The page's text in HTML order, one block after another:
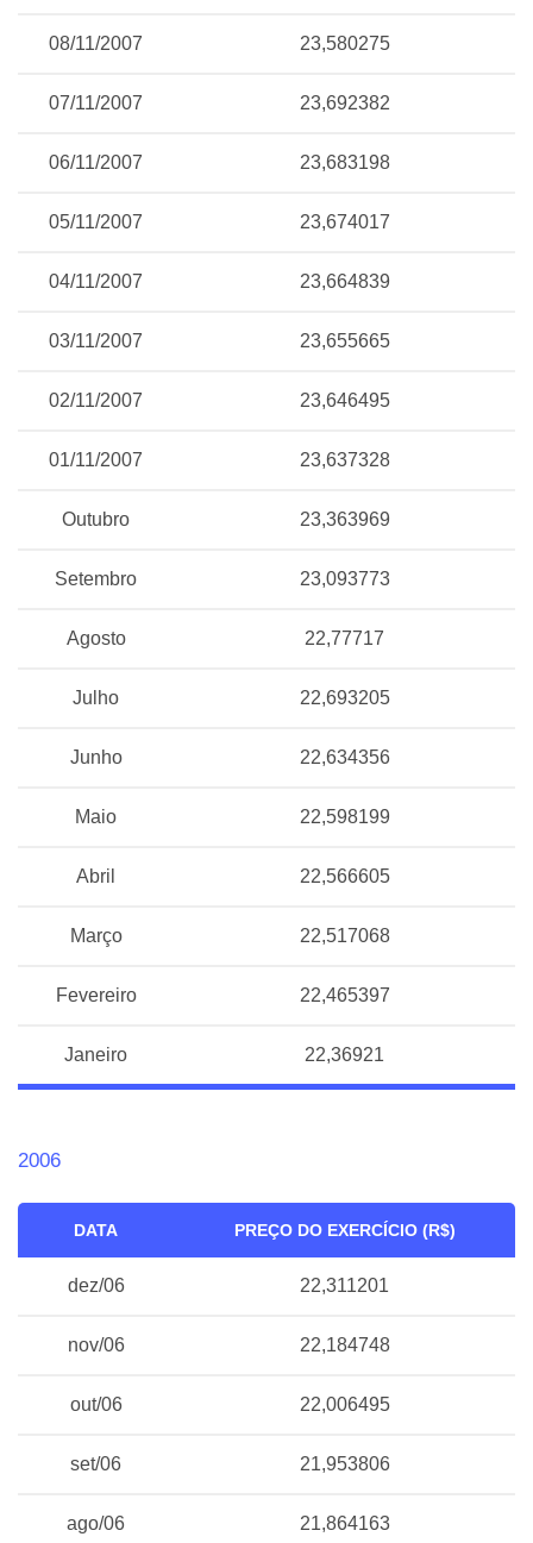
08/11/2007 23,580275
07/11/2007 23,692382
06/11/2007 23,683198
05/11/2007 23,674017
04/11/2007 23,664839
03/11/2007 23,655665
02/11/2007 23,646495
01/11/2007 23,637328
Outubro 23,363969
Setembro 23,093773
Agosto 22,77717
Julho 22,693205
Junho 22,634356
Maio 22,598199
Abril 22,566605
Março 22,517068
Fevereiro 22,465397
Janeiro 22,36921
2006
DATA PREÇO DO EXERCÍCIO (R$)
dez/06 22,311201
nov/06 22,184748
out/06 22,006495
set/06 21,953806
ago/06 21,864163